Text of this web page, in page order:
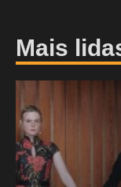
Mais